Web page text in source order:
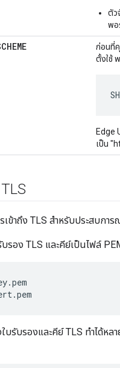
ตัว
พอ
ก่อนที่
ตั้งใช้
Edge
เป็น
เข้าถึง TLS สำหรับประสบกา
บรอง TLS และคีย์เป็นไฟล์
ใบรับรองและคีย์ TLS ทำได้ห